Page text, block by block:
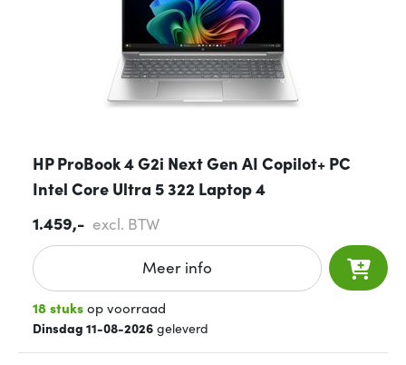
HP ProBook 4 G2i Next Gen AI Copilot+ PC
Intel Core Ultra 5 322 Laptop 4
1.459,- excl. BTW
Meer info
18 stuksop voorraad
Dinsdag 11-08-2026 geleverd